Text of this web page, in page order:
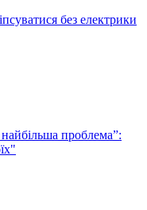
без електрики
проблема”: